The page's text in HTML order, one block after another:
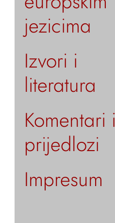
jezicima
Izvori i
literatura
Komentari i
prijedlozi
Impresum